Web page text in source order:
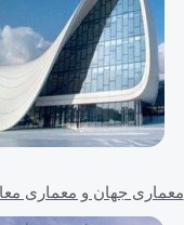
معماری جهان و معماری